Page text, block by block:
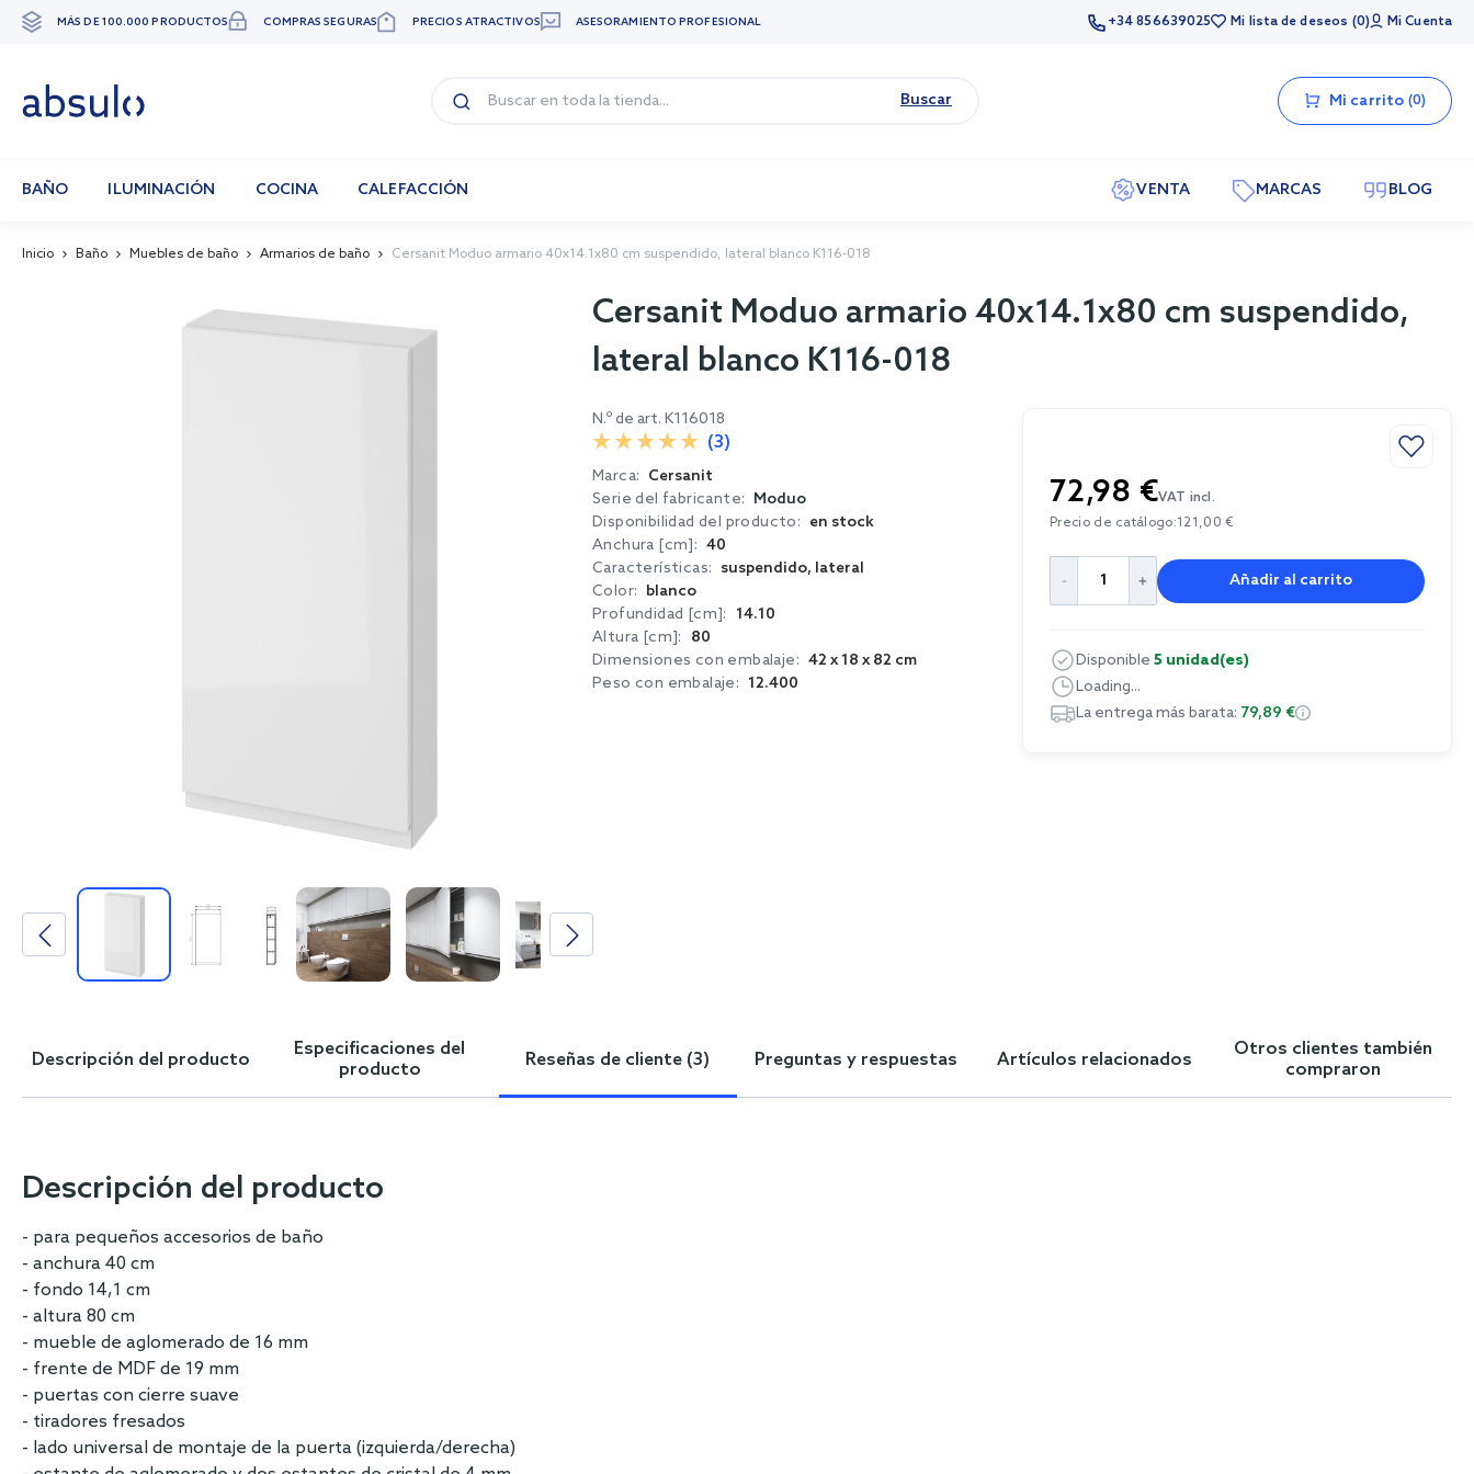
Ir
MÁS DE 100.000 PRODUCTOS COMPRAS SEGURAS PRECIOS ATRACTIVOS ASESORAMIENTO PROFESIONAL +34 856639025 Mi lista de deseos 0 Mi Cuenta
Buscar Mi carrito 0
BAÑO ILUMINACIÓN COCINA CALEFACCIÓN VENTA MARCAS BLOG
Inicio Baño Muebles de baño Armarios de baño Cersanit Moduo armario 40x14.1x80 cm suspendido, lateral blanco K116-018
beginning
Cersanit Moduo armario 40x14.1x80 cm suspendido,
lateral blanco K116-018
N.º de art. K116018
(3)
Marca: Cersanit
Serie del fabricante: Moduo
Disponibilidad del producto: en stock
Anchura [cm]: 40
Características: suspendido, lateral
Color: blanco
Profundidad [cm]:
14.10
Altura [cm]:
80
Dimensiones con embalaje: 42 x 18 x 82 cm
Peso con embalaje: 12.400
72,98 €VAT incl.
Precio de catálogo:121,00 €
Añadir al carrito
Disponible 5 unidad(es)
Loading...
La entrega más barata: 79,89 €
Descripción del producto
Especificaciones del
producto
Reseñas de cliente (3) Preguntas y respuestas Artículos relacionados
Otros clientes también
compraron
Descripción del producto
- para pequeños accesorios de baño
- anchura 40 cm
- fondo 14,1 cm
- altura 80 cm
- mueble de aglomerado de 16 mm
- frente de MDF de 19 mm
- puertas con cierre suave
- tiradores fresados
- lado universal de montaje de la puerta (izquierda/derecha)